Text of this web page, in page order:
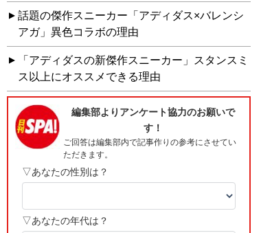
話題の傑作スニーカー「アディダス×バレンシ
アガ」異色コラボの理由
「アディダスの新傑作スニーカー」スタンスミ
ス以上にオススメできる理由